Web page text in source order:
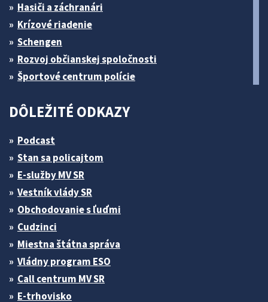
Hasiči a záchranári
Krízové riadenie
Schengen
Rozvoj občianskej spoločnosti
Športové centrum polície
DÔLEŽITÉ ODKAZY
Podcast
Stan sa policajtom
E-služby MV SR
Vestník vlády SR
Obchodovanie s ľuďmi
Cudzinci
Miestna štátna správa
Vládny program ESO
Call centrum MV SR
E-trhovisko